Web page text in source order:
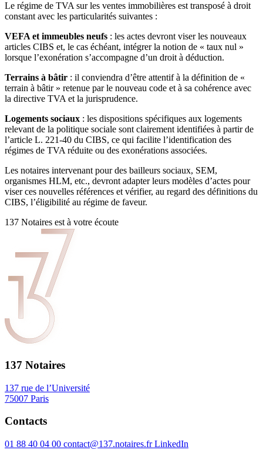
Le régime de TVA sur les ventes immobilières est transposé à droit
constant avec les particularités suivantes :
VEFA et immeubles neufs : les actes devront viser les nouveaux
articles CIBS et, le cas échéant, intégrer la notion de « taux nul »
lorsque l’exonération s’accompagne d’un droit à déduction.
Terrains à bâtir : il conviendra d’être attentif à la définition de «
terrain à bâtir » retenue par le nouveau code et à sa cohérence avec
la directive TVA et la jurisprudence.
Logements sociaux : les dispositions spécifiques aux logements
relevant de la politique sociale sont clairement identifiées à partir de
l’article L. 221‑40 du CIBS, ce qui facilite l’identification des
régimes de TVA réduite ou des exonérations associées.
Les notaires intervenant pour des bailleurs sociaux, SEM,
organismes HLM, etc., devront adapter leurs modèles d’actes pour
viser ces nouvelles références et vérifier, au regard des définitions du
CIBS, l’éligibilité au régime de faveur.
137 Notaires est à votre écoute
137 Notaires
137 rue de l’Université
75007 Paris
Contacts
01 88 40 04 00 contact@137.notaires.frLinkedIn